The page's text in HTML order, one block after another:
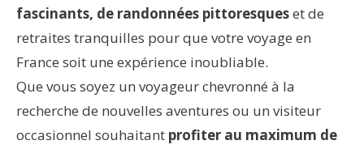
fascinants, de randonnées pittoresqueset de
retraites tranquilles pour que votre voyage en
France soit une expérience inoubliable.
Que vous soyez un voyageur chevronné à la
recherche de nouvelles aventures ou un visiteur
occasionnel souhaitant profiter au maximum de